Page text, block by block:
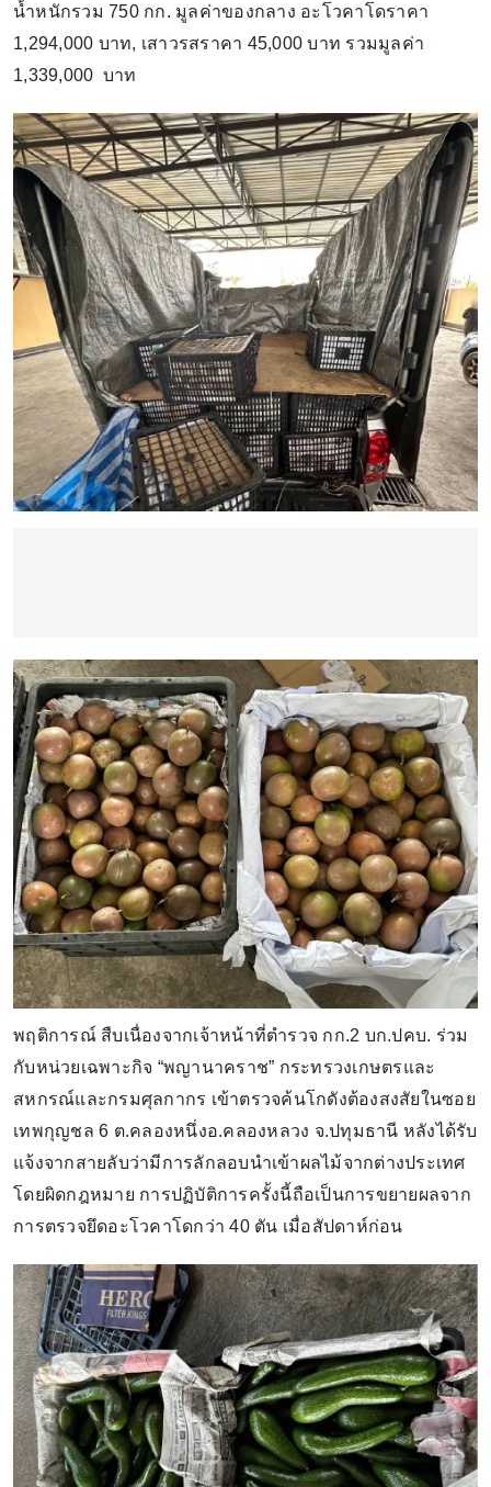
น้ำหนักรวม 750 กก. มูลค่าของกลาง อะโวคาโดราคา
1,294,000 บาท, เสาวรสราคา 45,000 บาท รวมมูลค่า
1,339,000 บาท
พฤติการณ์ สืบเนื่องจากเจ้าหน้าที่ตำรวจ กก.2 บก.ปคบ. ร่วม
กับหน่วยเฉพาะกิจ “พญานาคราช” กระทรวงเกษตรและ
สหกรณ์และกรมศุลกากร เข้าตรวจค้นโกดังต้องสงสัยในซอย
เทพกุญชล 6 ต.คลองหนึ่งอ.คลองหลวง จ.ปทุมธานี หลังได้รับ
แจ้งจากสายลับว่ามีการลักลอบนำเข้าผลไม้จากต่างประเทศ
โดยผิดกฎหมาย การปฏิบัติการครั้งนี้ถือเป็นการขยายผลจาก
การตรวจยึดอะโวคาโดกว่า 40 ตัน เมื่อสัปดาห์ก่อน